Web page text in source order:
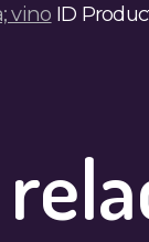
vino ID